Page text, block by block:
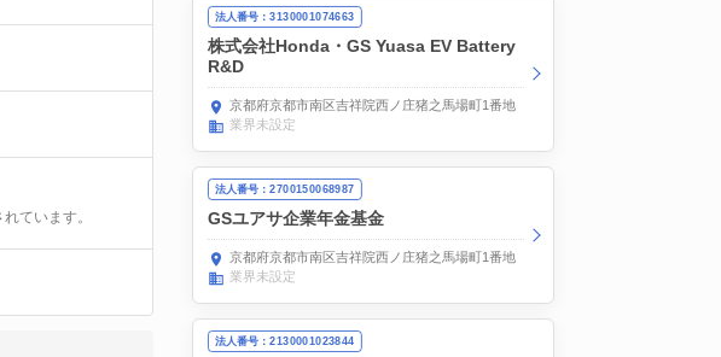
ています。
法人番号：3130001074663
株式会社Honda・GS Yuasa EV Battery
R&D
京都府京都市南区吉祥院西ノ庄猪之馬場町1番地
業界未設定
法人番号：2700150068987
GSユアサ企業年金基金
京都府京都市南区吉祥院西ノ庄猪之馬場町1番地
業界未設定
法人番号：2130001023844